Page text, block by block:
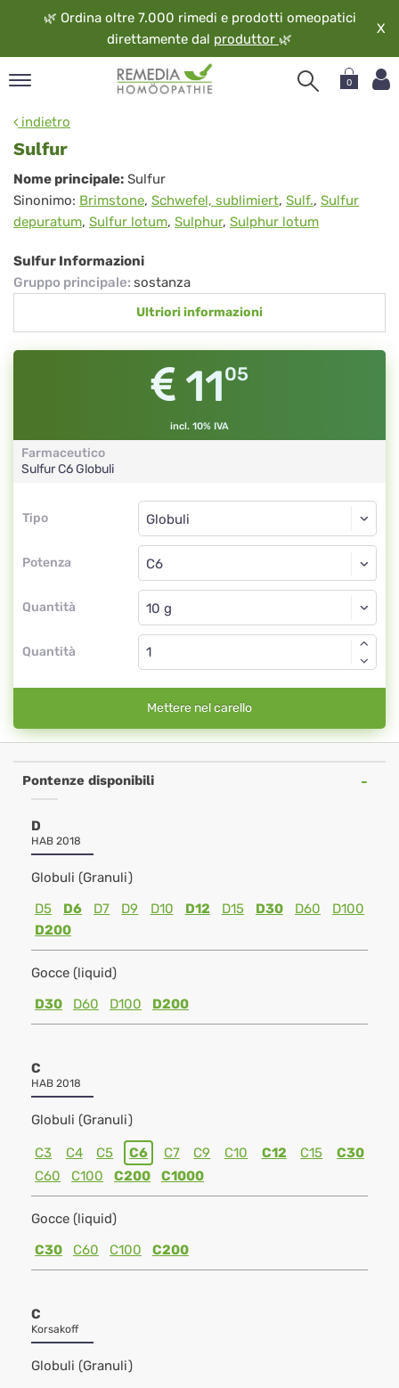
🌿 Ordina oltre 7.000 rimedi e prodotti omeopatici
direttamente dal produttor 🌿
X
0
indietro
Sulfur
Sulfur
Nome principale: Sulfur
Sinonimo: Brimstone, Schwefel, sublimiert, Sulf., Sulfur
depuratum, Sulfur lotum, Sulphur, Sulphur lotum
Sulfur Informazioni
Gruppo principale: sostanza
Ultriori informazioni
1105
incl. 10% IVA
Farmaceutico
SulfurC6Globuli
Tipo
Tipo
Potenza
Globuli
C6
Quantità
Globuli
Quantità
Mettere nel carello
Pontenze disponibili
D
HAB 2018
Globuli (Granuli)
D5
D6 D7 D9 D10 D12 D15 D30 D60
D100
D200
Gocce (liquid)
D30
D60 D100 D200
C
HAB 2018
Globuli (Granuli)
C3 C4 C5 C6 C7 C9 C10 C12 C15
C30
C60
C100 C200 C1000
Gocce (liquid)
C30
C60 C100 C200
C
Korsakoff
Globuli (Granuli)